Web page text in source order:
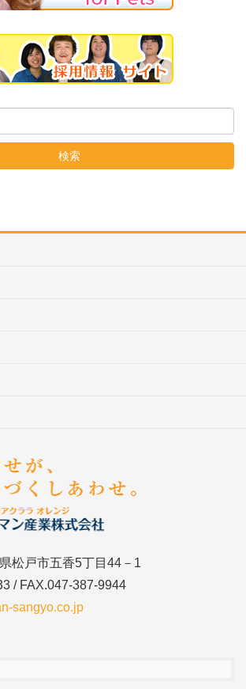
松戸市五香5丁目44－1
/ FAX.047-387-9944
sangyo.co.jp